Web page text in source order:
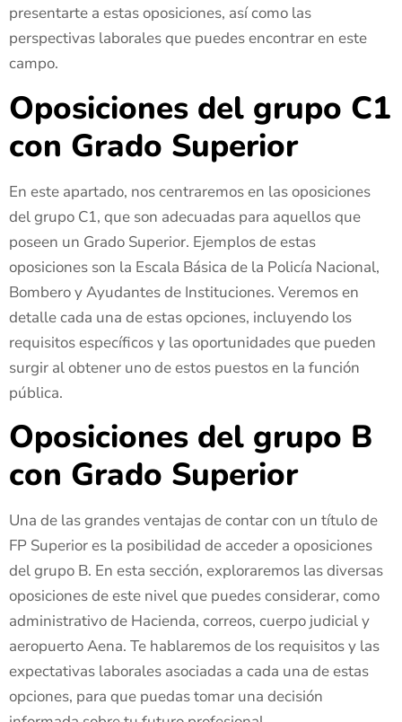
presentarte a estas oposiciones, así como las
perspectivas laborales que puedes encontrar en este
campo.
Oposiciones del grupo C1
con Grado Superior
En este apartado, nos centraremos en las oposiciones
del grupo C1, que son adecuadas para aquellos que
poseen un Grado Superior. Ejemplos de estas
oposiciones son la Escala Básica de la Policía Nacional,
Bombero y Ayudantes de Instituciones. Veremos en
detalle cada una de estas opciones, incluyendo los
requisitos específicos y las oportunidades que pueden
surgir al obtener uno de estos puestos en la función
pública.
Oposiciones del grupo B
con Grado Superior
Una de las grandes ventajas de contar con un título de
FP Superior es la posibilidad de acceder a oposiciones
del grupo B. En esta sección, exploraremos las diversas
oposiciones de este nivel que puedes considerar, como
administrativo de Hacienda, correos, cuerpo judicial y
aeropuerto Aena. Te hablaremos de los requisitos y las
expectativas laborales asociadas a cada una de estas
opciones, para que puedas tomar una decisión